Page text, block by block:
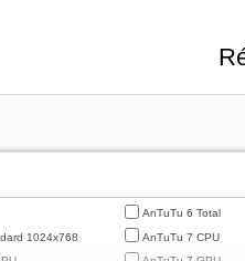
1024x768
AnTuTu 6 Total
AnTuTu 7 CPU